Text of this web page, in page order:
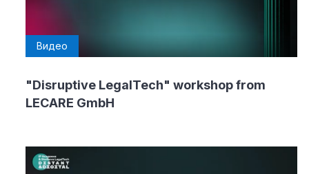
Видео
"Disruptive LegalTech" workshop from
LECARE GmbH